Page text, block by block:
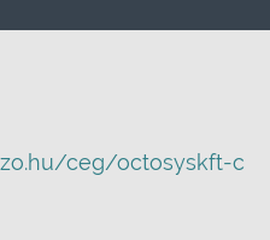
ceg/octosyskft-c